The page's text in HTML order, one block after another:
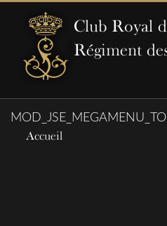
Club Royal
Régiment
Accueil